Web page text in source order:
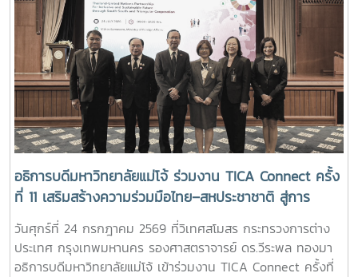
อธิการบดีมหาวิทยาลัยแม่โจ้ ร่วมงาน TICA Connect ครั้ง
ที่ 11 เสริมสร้างความร่วมมือไทย–สหประชาชาติ สู่การ
พัฒนาที่ยั่งยืน โดย กรมความร่วมมือระหว่างประเทศ
วันศุกร์ที่ 24 กรกฎาคม 2569 ที่วิเทศสโมสร กระทรวงการต่าง
ประเทศ กรุงเทพมหานคร รองศาสตราจารย์ ดร.วีระพล ทองมา
อธิการบดีมหาวิทยาลัยแม่โจ้ เข้าร่วมงาน TICA Connect ครั้งที่